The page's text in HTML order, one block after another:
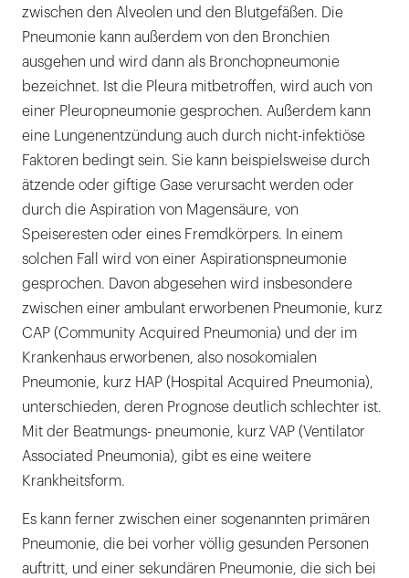
zwischen den Alveolen und den Blutgefäßen. Die
Pneumonie kann außerdem von den Bronchien
ausgehen und wird dann als Bronchopneumonie
bezeichnet. Ist die Pleura mitbetroffen, wird auch von
einer Pleuropneumonie gesprochen. Außerdem kann
eine Lungenentzündung auch durch nicht-infektiöse
Faktoren bedingt sein. Sie kann beispielsweise durch
ätzende oder giftige Gase verursacht werden oder
durch die Aspiration von Magensäure, von
Speiseresten oder eines Fremdkörpers. In einem
solchen Fall wird von einer Aspirationspneumonie
gesprochen. Davon abgesehen wird insbesondere
zwischen einer ambulant erworbenen Pneumonie, kurz
CAP (Community Acquired Pneumonia) und der im
Krankenhaus erworbenen, also nosokomialen
Pneumonie, kurz HAP (Hospital Acquired Pneumonia),
unterschieden, deren Prognose deutlich schlechter ist.
Mit der Beatmungs- pneumonie, kurz VAP (Ventilator
Associated Pneumonia), gibt es eine weitere
Krankheitsform.
Es kann ferner zwischen einer sogenannten primären
Pneumonie, die bei vorher völlig gesunden Personen
auftritt, und einer sekundären Pneumonie, die sich bei